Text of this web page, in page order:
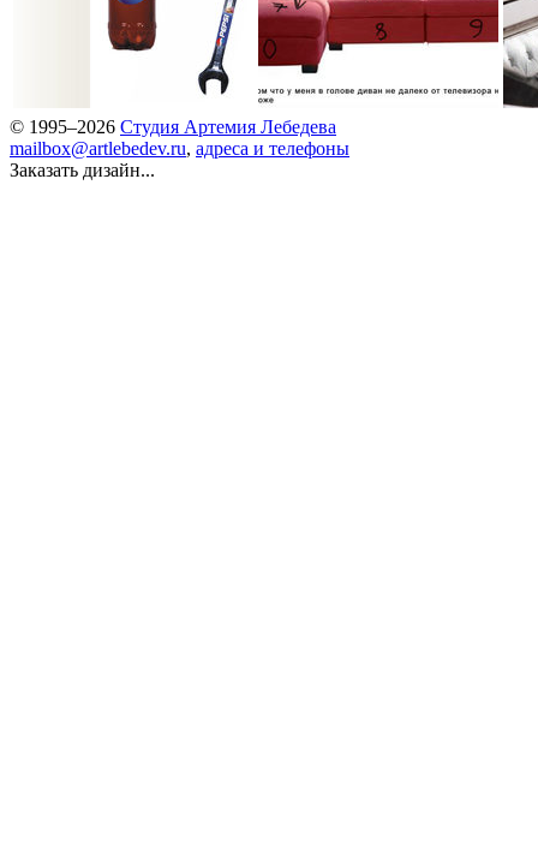
© 1995–2026 Студия Артемия Лебедева
mailbox@artlebedev.ru, адреса и телефоны
Заказать дизайн...